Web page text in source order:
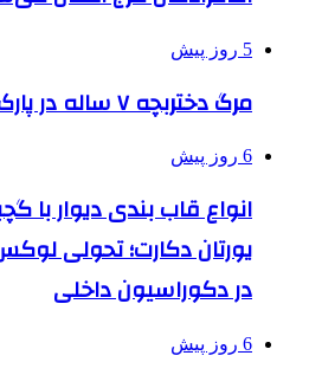
5 روز پیش
مرگ دختربچه ۷ ساله در پارک اسلامشهر
6 روز پیش
انواع قاب بندی دیوار با
یورتان دکارت؛ تحولی
در دکوراسیون داخلی
6 روز پیش